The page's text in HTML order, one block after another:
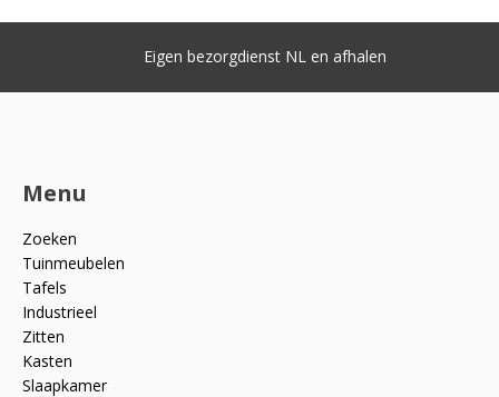
( Klantwaardering 9.3 )
Menu
Zoeken
Tuinmeubelen
Tafels
Industrieel
Zitten
Kasten
Slaapkamer